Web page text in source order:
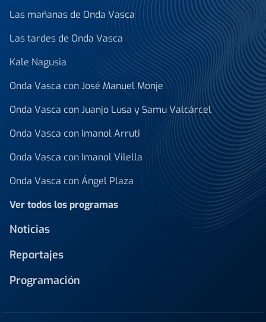
Las mañanas de Onda Vasca
Las tardes de Onda Vasca
Kale Nagusia
Onda Vasca con José Manuel Monje
Onda Vasca con Juanjo Lusa y Samu Valcárcel
Onda Vasca con Imanol Arruti
Onda Vasca con Imanol Vilella
Onda Vasca con Ángel Plaza
Ver todos los programas
Noticias
Reportajes
Programación